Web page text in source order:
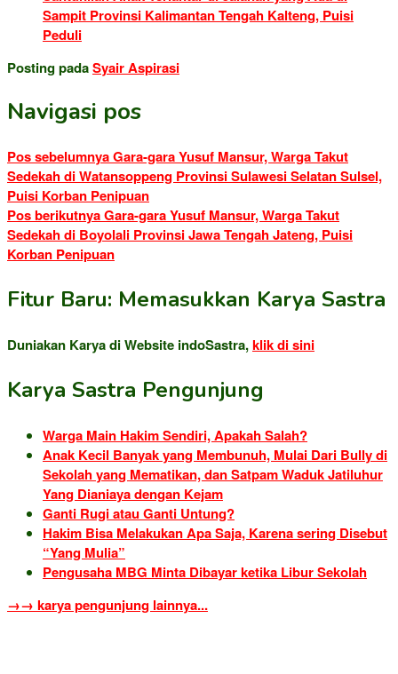
Sampit Provinsi Kalimantan Tengah Kalteng, Puisi
Peduli
Posting padaSyair Aspirasi
Navigasi pos
Pos sebelumnyaGara-gara Yusuf Mansur, Warga Takut
Sedekah di Watansoppeng Provinsi Sulawesi Selatan Sulsel,
Puisi Korban Penipuan
Pos berikutnyaGara-gara Yusuf Mansur, Warga Takut
Sedekah di Boyolali Provinsi Jawa Tengah Jateng, Puisi
Korban Penipuan
Fitur Baru: Memasukkan Karya Sastra
Duniakan Karya di Website indoSastra,klik di sini
Karya Sastra Pengunjung
Warga Main Hakim Sendiri, Apakah Salah?
Anak Kecil Banyak yang Membunuh, Mulai Dari Bully di
Sekolah yang Mematikan, dan Satpam Waduk Jatiluhur
Yang Dianiaya dengan Kejam
Ganti Rugi atau Ganti Untung?
Hakim Bisa Melakukan Apa Saja, Karena sering Disebut
“Yang Mulia”
Pengusaha MBG Minta Dibayar ketika Libur Sekolah
→→ karya pengunjung lainnya...